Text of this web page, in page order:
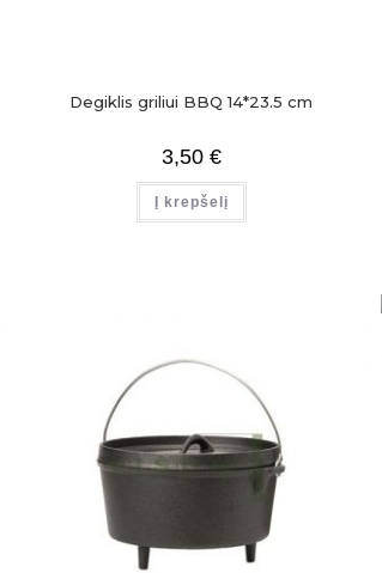
Degiklis griliui BBQ 14*23.5 cm
3,50 €
Į krepšelį